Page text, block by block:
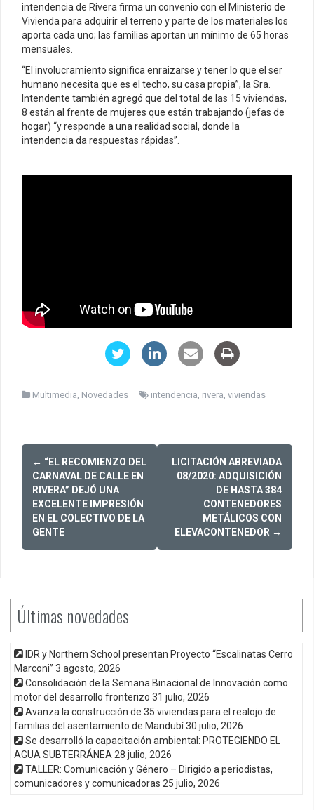
intendencia de Rivera firma un convenio con el Ministerio de
Vivienda para adquirir el terreno y parte de los materiales los
aporta cada uno; las familias aportan un mínimo de 65 horas
mensuales.
“El involucramiento significa enraizarse y tener lo que el ser
humano necesita que es el techo, su casa propia”, la Sra.
Intendente también agregó que del total de las 15 viviendas,
8 están al frente de mujeres que están trabajando (jefas de
hogar) “y responde a una realidad social, donde la
intendencia da respuestas rápidas”.
Multimedia Novedades intendencia rivera viviendas
Post
navigation
← “EL RECOMIENZO DEL
CARNAVAL DE CALLE EN
RIVERA” DEJÓ UNA
EXCELENTE IMPRESIÓN
EN EL COLECTIVO DE LA
GENTE
LICITACIÓN ABREVIADA
08/2020: ADQUISICIÓN
DE HASTA 384
CONTENEDORES
METÁLICOS CON
ELEVACONTENEDOR →
Últimas novedades
IDR y Northern School presentan Proyecto “Escalinatas Cerro
Marconi” 3 agosto, 2026
Consolidación de la Semana Binacional de Innovación como
motor del desarrollo fronterizo 31 julio, 2026
Avanza la construcción de 35 viviendas para el realojo de
familias del asentamiento de Mandubí30 julio, 2026
Se desarrolló la capacitación ambiental: PROTEGIENDO EL
AGUA SUBTERRÁNEA 28 julio, 2026
TALLER: Comunicación y Género – Dirigido a periodistas,
comunicadores y comunicadoras 25 julio, 2026